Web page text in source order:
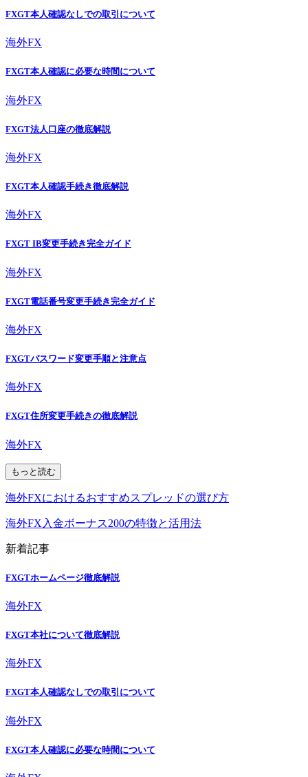
FXGT本人確認なしでの取引について
海外FX
FXGT本人確認に必要な時間について
海外FX
FXGT法人口座の徹底解説
海外FX
FXGT本人確認手続き徹底解説
海外FX
FXGT IB変更手続き完全ガイド
海外FX
FXGT電話番号変更手続き完全ガイド
海外FX
FXGTパスワード変更手順と注意点
海外FX
FXGT住所変更手続きの徹底解説
海外FX
もっと読む
海外FXにおけるおすすめスプレッドの選び方
海外FX入金ボーナス200の特徴と活用法
新着記事
FXGTホームページ徹底解説
海外FX
FXGT本社について徹底解説
海外FX
FXGT本人確認なしでの取引について
海外FX
FXGT本人確認に必要な時間について